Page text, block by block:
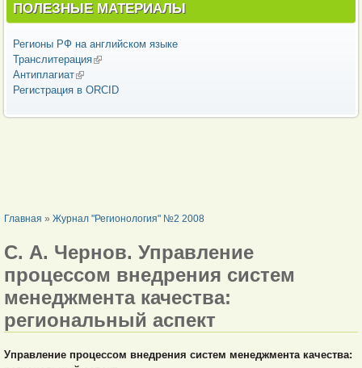
ПОЛЕЗНЫЕ МАТЕРИАЛЫ
Регионы РФ на английском языке
Транслитерация(внешняя ссылка)
Антиплагиат(внешняя ссылка)
Регистрация в ORCID
ВЫ ЗДЕСЬ
Главная » Журнал "Регионология" №2 2008
С. А. Чернов. Управление
процессом внедрения систем
менеджмента качества:
региональный аспект
Управление процессом внедрения систем менеджмента качества: